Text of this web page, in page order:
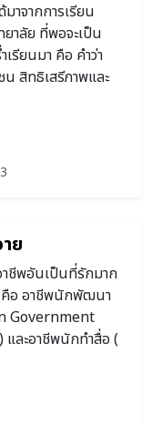
าจากการเรียน
าลัย ที่พอจะเป็น
รียนมา คือ คำว่า
สิทธิเสรีภาพและ
ย
าชีพอันเป็นที่รักมาก
คือ อาชีพนักพัฒนา
Government
ละอาชีพนักทำสื่อ (